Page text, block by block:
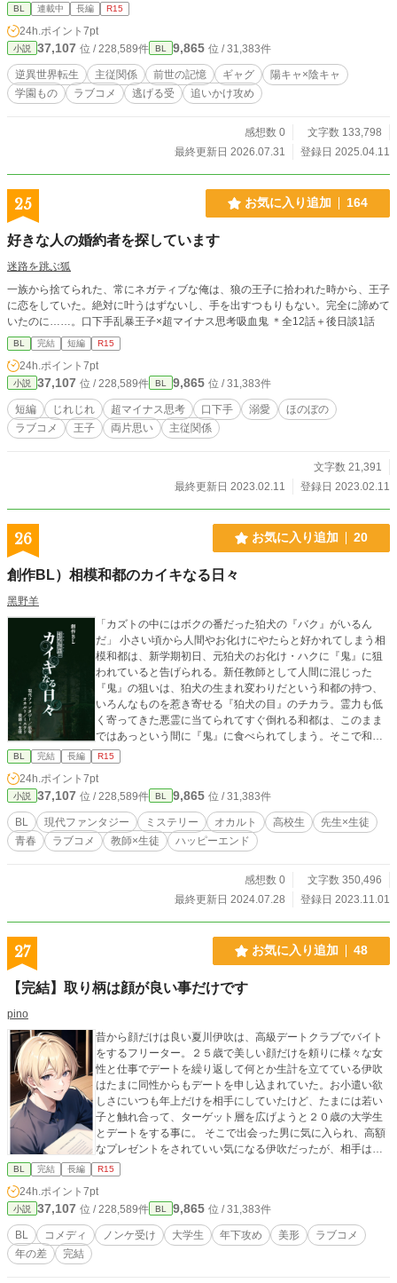
陽キャ男子（元姫）の、逆異世界転生BLギャグコメディ！
「見つけたぞ、私の騎士。今度こそ、お前を手に入れる」
「イイエナンノコトカワカリマセン」 忠義も身分も性別も全
部飛び越えて、今日も逃げる俺と追いかける姫（男子高校
生） 《第二部 熱砂の国からの闖入者》 郁朗と智哉は、前世
の想いを飛び越え、ついに結ばれた。 そして迎える高校二年
生、健全な男子高校生同士として、健全な交際を続けるはず
熱砂の風と共に転校してきた、前世関係者。 千隼と翠瑶姫の
志望。 進路が別れ、クラスも別々になった。 そんな中、見つ
けた二人の秘密基地、塔屋。 卒業までの短い間、絆を深める
子同士の恋愛を描いています。
BL 連載中 長編 R15
24h.ポイント 7pt
小説 37,107 位 / 228,589件 BL 9,865 位 / 31,383件
逆異世界転生 主従関係 前世の記憶 ギャグ
陽キャ×陰キャ
学園もの
ラブコメ 逃げる受 追いかけ攻め
感想数 0
文字数 133,798
最終更新日 2026.07.31
登録日 2025.04.11
25 お気に入り追加 164
好きな人の婚約者を探しています
迷路を跳ぶ狐
一族から捨てられた、常にネガティブな俺は、狼の王子に拾われた時から、王子
に恋をしていた。絶対に叶うはずないし、手を出すつもりもない。完全に諦めて
いたのに……。口下手乱暴王子×超マイナス思考吸血鬼 ＊全12話＋後日談1話
BL 完結 短編 R15
24h.ポイント 7pt
小説 37,107 位 / 228,589件 BL 9,865 位 / 31,383件
短編 じれじれ 超マイナス思考 口下手 溺愛
ほのぼの
ラブコメ
王子 両片思い 主従関係
文字数 21,391
最終更新日 2023.02.11
登録日 2023.02.11
26 お気に入り追加 20
創作BL）相模和都のカイキなる日々
黑野羊
「カズトの中にはボクの番だった狛犬の『バク』がいるん
だ」 小さい頃から人間やお化けにやたらと好かれてしまう相
模和都は、新学期初日、元狛犬のお化け・ハクに『鬼』に狙
われていると告げられる。新任教師として人間に混じった
『鬼』の狙いは、狛犬の生まれ変わりだという和都の持つ、
いろんなものを惹き寄せる『狛犬の目』のチカラ。霊力も低
く寄ってきた悪霊に当てられてすぐ倒れる和都は、このまま
ではあっという間に『鬼』に食べられてしまう。そこで和都
は、霊力が強いという養護教諭の仁科先生にチカラを分けて
もらいながら、『鬼』をなんとかする方法を探すのだが──。
オカルト×ミステリ×ラブコメ（BL）の現代ファンタジー。
「*」のついている話は、キスシーンなどを含みます。 ※小説
家になろう、カクヨムでも掲載しています。 ※Pixiv、Xfolio
では分割せずに掲載しています。 ＝＝＝ 主な登場人物） ・
相模和都：本作主人公。高校二年、お化けが視える。 ・仁科
学からの友人。 ・小坂、菅原：和都と春日のクラスメイト。
BL 完結 長編 R15
24h.ポイント 7pt
小説 37,107 位 / 228,589件 BL 9,865 位 / 31,383件
BL 現代ファンタジー ミステリー オカルト 高校生
先生×生徒
青春
ラブコメ 教師×生徒 ハッピーエンド
感想数 0
文字数 350,496
最終更新日 2024.07.28
登録日 2023.11.01
27 お気に入り追加 48
【完結】取り柄は顔が良い事だけです
pino
昔から顔だけは良い夏川伊吹は、高級デートクラブでバイト
をするフリーター。２５歳で美しい顔だけを頼りに様々な女
性と仕事でデートを繰り返して何とか生計を立てている伊吹
はたまに同性からもデートを申し込まれていた。お小遣い欲
しさにいつも年上だけを相手にしていたけど、たまには若い
子と触れ合って、ターゲット層を広げようと２０歳の大学生
とデートをする事に。 そこで出会った男に気に入られ、高額
なプレゼントをされていい気になる伊吹だったが、相手は年
下だしまだ学生だしと罪悪感を抱く。 そんな中もう一人の２
０歳の大学生の男からもデートを申し込まれ、更に同業でた
だの同僚だと思っていた２３歳の男からも言い寄られて？ ノ
ンケの伊吹と伊吹を落とそうと奮闘する三人の若者が巻き起
こすラブコメディ！ BＬです。 性的表現有り。 伊吹視点のお
話になります。 題名に※が付いてるお話は他の登場人物の視
BL 完結 長編 R15
24h.ポイント 7pt
小説 37,107 位 / 228,589件 BL 9,865 位 / 31,383件
BL コメディ ノンケ受け 大学生 年下攻め 美形
ラブコメ
年の差
完結